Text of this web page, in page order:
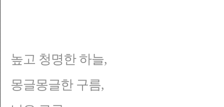
높고 청명한하늘,
몽글몽글한 구름,